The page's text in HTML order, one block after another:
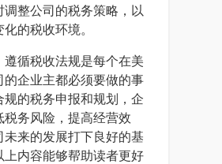
调整公司的税务策略，以
的税收环境。
遵循税收法规是每个在美
的企业主都必须要做的事
规的税务申报和规划，企
税务风险，提高经营效
未来的发展打下良好的基
上内容能够帮助读者更好